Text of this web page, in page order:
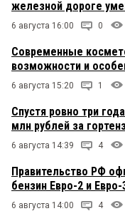
железной дороге
6 августа 16:00 0
Современные
возможности и
6 августа 15:20 1
Спустя ровно три
млн рублей за
6 августа 14:39 4
Правительство РФ
бензин Евро-2 и Евро-
6 августа 14:00 4